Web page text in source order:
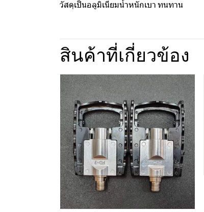
วัสดุเป็นอลูมิเนียมน้ำหนักเบา ทนทาน
สินค้าที่เกี่ยวข้อง